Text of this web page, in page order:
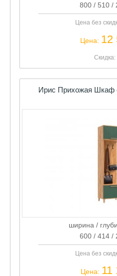
800 / 510 /
Цена без
Цена: 12
Скидка:
Ирис Прихожая
ширина /
600 / 414 /
Цена без
Цена: 11